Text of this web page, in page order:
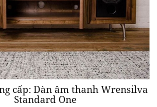
cấp: Dàn âm thanh Wrensilva
Standard One